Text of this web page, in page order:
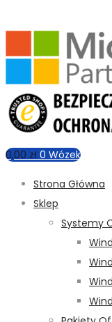
0,00 zł 0 Wózek
Strona Główna
Sklep
Systemy